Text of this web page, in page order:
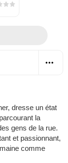
dresse un état
la
gens de la rue.
et passionnant,
comme